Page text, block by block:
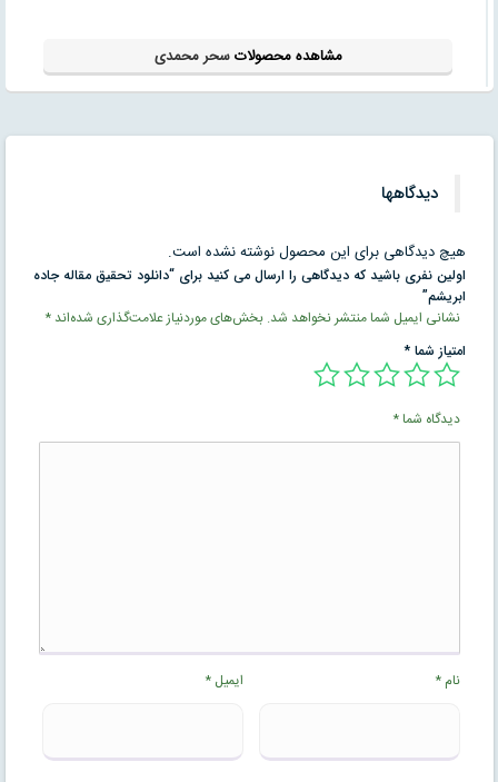
مشاهده محصولاتسحر محمدی
دیدگاهها
هیچ دیدگاهی برای این محصول نوشته نشده است.
اولین نفری باشید که دیدگاهی را ارسال می کنید برای “دانلود تحقیق مقاله جاده
ابریشم”
نشانی ایمیل شما منتشر نخواهد شد. بخش‌های موردنیاز علامت‌گذاری شده‌اند*
امتیاز شما*
دیدگاه شما*
نام* ایمیل*